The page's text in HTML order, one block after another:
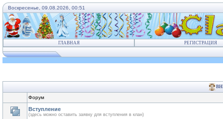
Воскресенье, 09.08.2026, 00:51
ГЛАВНАЯ РЕГИСТРАЦИЯ
Форум
Вступление
(здесь можно оставить заявку для вступления в клан)